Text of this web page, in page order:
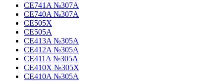
CE741A №307A
CE740A №307A
CE505X
CE505A
CE413A №305A
CE412A №305A
CE411A №305A
CE410X №305X
CE410A №305A